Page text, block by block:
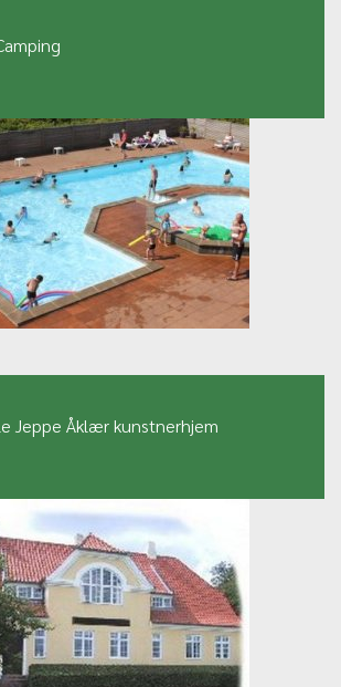
Jeppe Åklær kunstnerhjem